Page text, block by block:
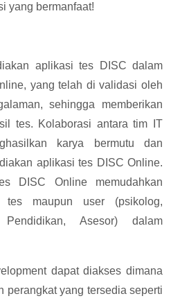
yang bermanfaat!
aplikasi tes DISC dalam
yang telah di validasi oleh
sehingga memberikan
tes. Kolaborasi antara tim IT
karya bermutu dan
aplikasi tes DISC Online.
DISC Online memudahkan
tes maupun user (psikolog,
Pendidikan, Asesor) dalam
dapat diakses dimana
perangkat yang tersedia seperti